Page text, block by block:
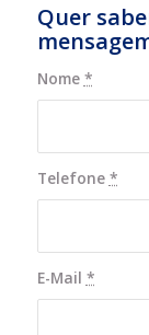
Quer
Nome *
Telefone *
E-Mail *